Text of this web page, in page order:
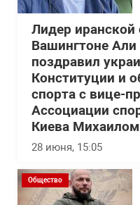
Лидер иранской
Вашингтоне Али
поздравил
Конституции и
спорта с вице-
Ассоциации
Киева
28 июня, 15:05
Общество